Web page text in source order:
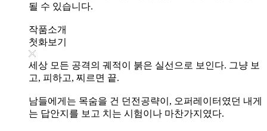
될 수 있습니다.
작품소개
첫화보기
세상 모든 공격의 궤적이 붉은 실선으로 보인다. 그냥 보
고, 피하고, 찌르면 끝.
남들에게는 목숨을 건 던전공략이, 오퍼레이터였던 내게
는 답안지를 보고 치는 시험이나 마찬가지였다.